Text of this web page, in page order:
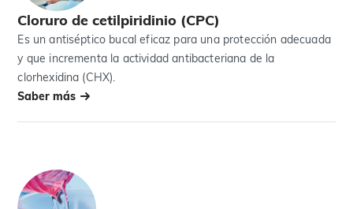
Cloruro de cetilpiridinio (CPC)
Es un antiséptico bucal eficaz para una protección adecuada
y que incrementa la actividad antibacteriana de la
clorhexidina (CHX).
Saber más